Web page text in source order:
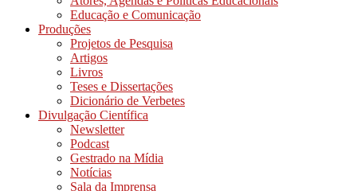
Educação e Comunicação
Produções
Projetos de Pesquisa
Artigos
Livros
Teses e Dissertações
Dicionário de Verbetes
Divulgação Científica
Newsletter
Podcast
Gestrado na Mídia
Notícias
Sala da Imprensa